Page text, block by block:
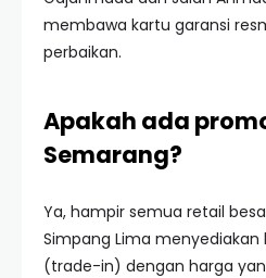
membawa kartu garansi
perbaikan.
Apakah ada
Semarang?
Ya, hampir semua retail
Simpang Lima
(trade-in) dengan harga